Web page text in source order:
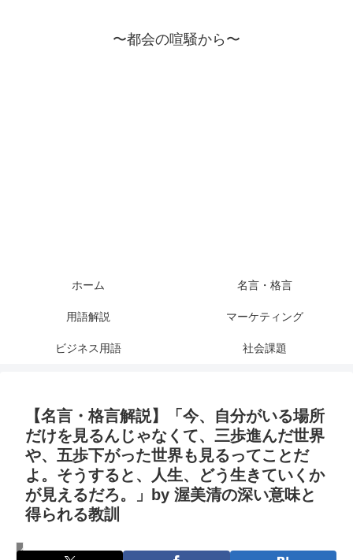
〜都会の喧騒から〜
ホーム 名言・格言
用語解説 マーケティング
ビジネス用語 社会課題
【名言・格言解説】「今、自分がいる場所
だけを見るんじゃなくて、三歩進んだ世界
や、五歩下がった世界も見るってことだ
よ。そうすると、人生、どう生きていくか
が見えるだろ。」by 渥美清の深い意味と
得られる教訓
名言・格言